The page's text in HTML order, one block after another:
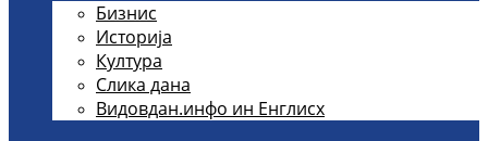
Бизнис
Историја
Култура
Слика дана
Видовдан.инфо ин Енглисх